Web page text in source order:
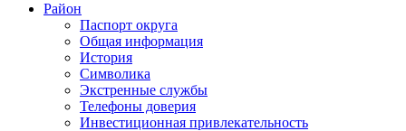
Район
Паспорт округа
Общая информация
История
Символика
Экстренные службы
Телефоны доверия
Инвестиционная привлекательность